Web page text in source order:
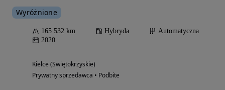
Wyróżnione
165 532 km Hybryda
Automatyczna
2020
Kielce (Świętokrzyskie)
Prywatny sprzedawca • Podbite